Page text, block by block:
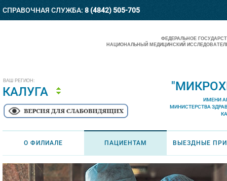
СПРАВОЧНАЯ СЛУЖБА: 8 (4842) 505-705
ВАШ РЕГИОН:
КАЛУГА
ФЕДЕРАЛЬНОЕ
НАЦИОНАЛЬНЫЙ МЕДИЦИНСКИЙ
ИМЕНИ
МИНИСТЕРСТВА
О ФИЛИАЛЕ ПАЦИЕНТАМ ВЫЕЗДНЫЕ